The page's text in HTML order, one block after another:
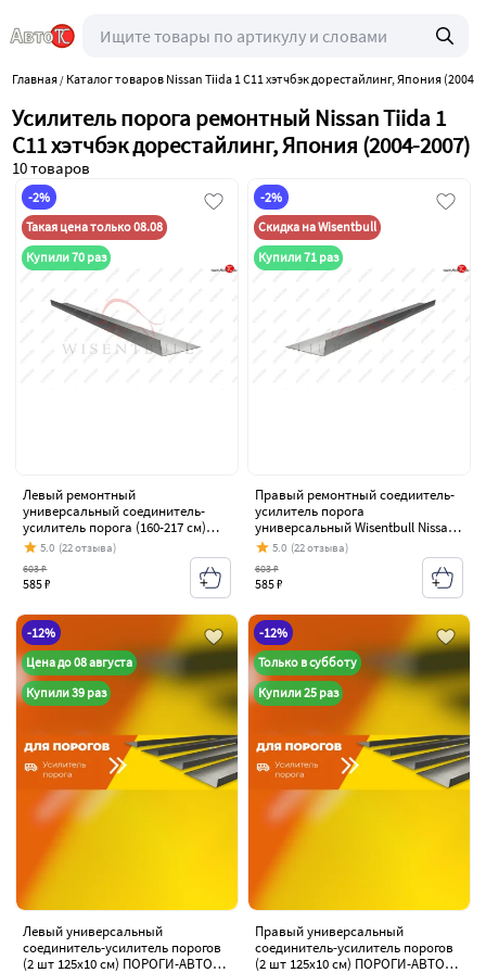
Главная/ Каталог товаров Nissan Tiida 1 C11 хэтчбэк дорестайлинг, Япония (2004-
Усилитель порога ремонтный Nissan Tiida 1
C11 хэтчбэк дорестайлинг, Япония (2004-2007)
10 товаров
-2%
Такая цена только 08.08
Купили 70 раз
Левый ремонтный
универсальный соединитель-
усилитель порога (160-217 см)
Wisentbull Nissan Tiida 1 C11
хэтчбэк дорестайлинг, Япония
(2004-2007)
5.0 (22 отзыва)
585 ₽
603 ₽
-2%
Скидка на Wisentbull
Купили 71 раз
Правый ремонтный соедиитель-
усилитель порога
универсальный Wisentbull Nissan
Tiida 1 C11 хэтчбэк дорестайлинг,
Япония (2004-2007)
5.0 (22 отзыва)
585 ₽
603 ₽
-12%
Цена до 08 августа
Купили 39 раз
Левый универсальный
соединитель-усилитель порогов
(2 шт 125х10 см) ПОРОГИ-АВТО
-12%
Только в субботу
Купили 25 раз
Правый универсальный
соединитель-усилитель порогов
(2 шт 125х10 см) ПОРОГИ-АВТО